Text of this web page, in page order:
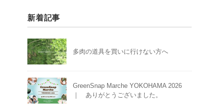
新着記事
多肉の道具を買いに行けない方へ
GreenSnap Marche YOKOHAMA 2026
｜ ありがとうございました。